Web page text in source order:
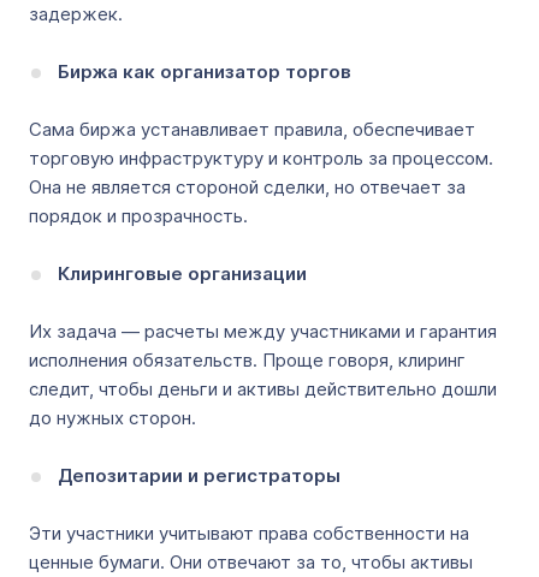
задержек.
Биржа как организатор торгов
Сама биржа устанавливает правила, обеспечивает
торговую инфраструктуру и контроль за процессом.
Она не является стороной сделки, но отвечает за
порядок и прозрачность.
Клиринговые организации
Их задача — расчеты между участниками и гарантия
исполнения обязательств. Проще говоря, клиринг
следит, чтобы деньги и активы действительно дошли
до нужных сторон.
Депозитарии и регистраторы
Эти участники учитывают права собственности на
ценные бумаги. Они отвечают за то, чтобы активы